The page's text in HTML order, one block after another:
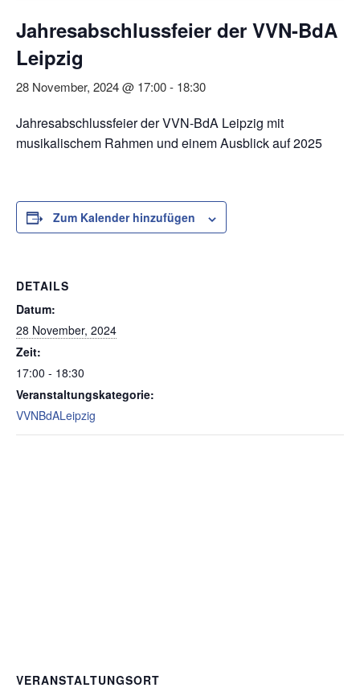
Jahresabschlussfeier der VVN-BdA
Leipzig
28 November, 2024 @ 17:00- 18:30
Jahresabschlussfeier der VVN-BdA Leipzig mit
musikalischem Rahmen und einem Ausblick auf 2025
Zum Kalender hinzufügen
DETAILS
Datum:
28 November, 2024
Zeit:
17:00 - 18:30
Veranstaltungskategorie:
VVNBdALeipzig
VERANSTALTUNGSORT